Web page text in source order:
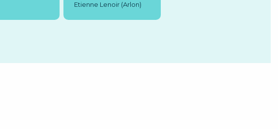
Etienne Lenoir (Arlon)